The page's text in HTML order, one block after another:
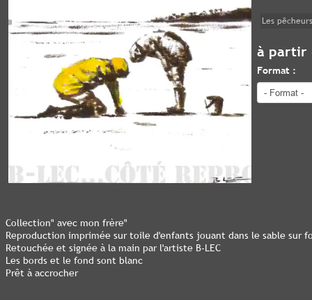
Les
à partir
Format :
Collection" avec mon frère"
Reproduction imprimée sur toile d'enfants jouant dans le sable sur
Retouchée et signée à la main par l'artiste B-LEC
Les bords et le fond sont blanc
Prêt à accrocher